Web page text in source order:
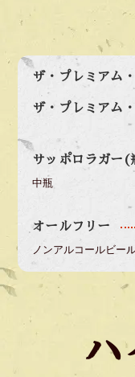
ザ・プレミアム
ザ・プレミアム
サッポロラガー(
中瓶
オールフリー
ノンアルコールビー